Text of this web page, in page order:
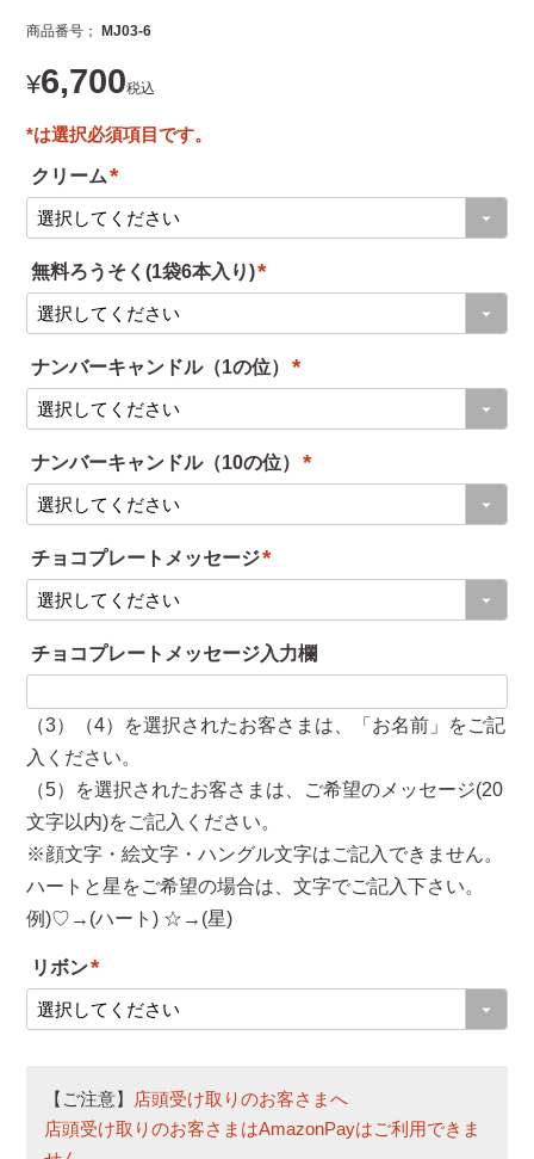
商品番号 MJ03-6
¥6,700税込
クリーム
(
必
須
)
無料ろうそく(1袋6本入り)
必
須
ナンバーキャンドル（1の位）
必
須
ナンバーキャンドル（10の位）
必
チョコプレートメッセージ
必
須
チョコプレートメッセージ入力欄
（3）（4）を選択されたお客さまは、「お名前」をご記
入ください。
（5）を選択されたお客さまは、ご希望のメッセージ(20
文字以内)をご記入ください。
※顔文字・絵文字・ハングル文字はご記入できません。
ハートと星をご希望の場合は、文字でご記入下さい。
例)♡→(ハート) ☆→(星)
リボン
(
必
)
【ご注意】 店頭受け取りのお客さまへ
店頭受け取りのお客さまはAmazonPayはご利用できま